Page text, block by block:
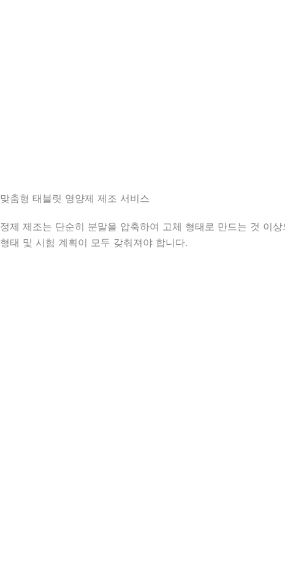
맞춤형 태블릿 영양제 제조 서비스
정제 제조는 단순히 분말을 압축하여 고체 형태로 만드는 것 이
형태 및 시험 계획이 모두 갖춰져야 합니다.